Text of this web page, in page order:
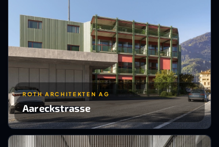
ROTH ARCHITEKTEN AG
Aareckstrasse